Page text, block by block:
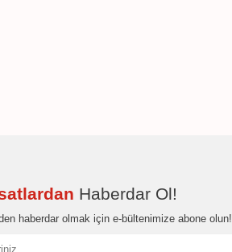
Haberdar Ol!
haberdar olmak için e-bültenimize abone olun!